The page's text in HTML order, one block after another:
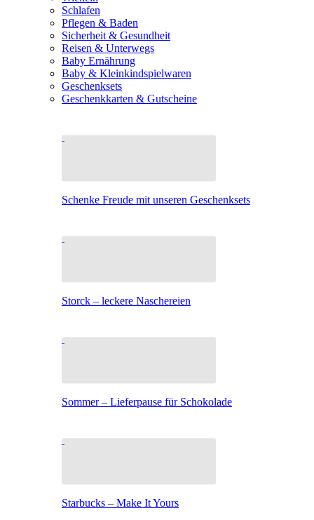
Schlafen
Pflegen & Baden
Sicherheit & Gesundheit
Reisen & Unterwegs
Baby Ernährung
Baby & Kleinkindspielwaren
Geschenksets
Geschenkkarten & Gutscheine
Schenke Freude mit unseren Geschenksets
Storck – leckere Naschereien
Sommer – Lieferpause für Schokolade
Starbucks – Make It Yours